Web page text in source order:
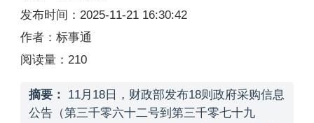
发布时间：2025-11-21 16:30:42
作者：标事通
阅读量：210
摘要：
11月18日，财政部发布18则政府采购信息
公告（第三千零六十二号到第三千零七十九